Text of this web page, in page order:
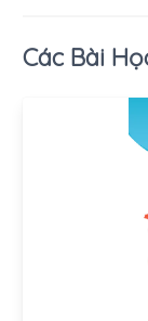
Các Bài